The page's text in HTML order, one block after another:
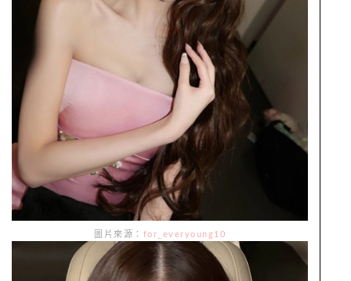
圖片來源： for_everyoung10